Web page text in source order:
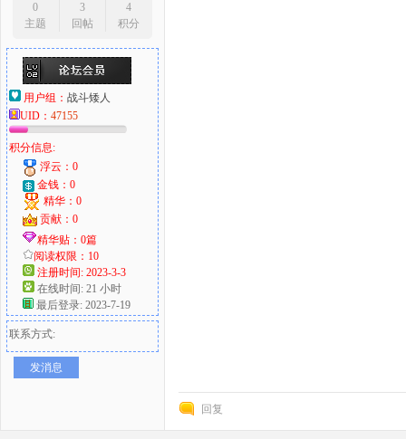
0
主题
3
回帖
4
积分
用户组： 战斗矮人
UID： 47155
积分信息:
浮云：0
金钱：0
精华：0
贡献：0
精华贴：0篇
阅读权限：10
注册时间: 2023-3-3
在线时间: 21 小时
最后登录: 2023-7-19
联系方式:
发消息
回复